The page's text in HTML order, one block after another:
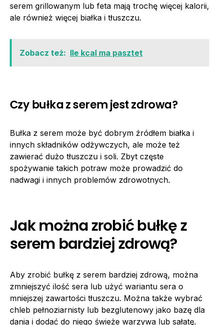
serem grillowanym lub feta mają trochę więcej kalorii,
ale również więcej białka i tłuszczu.
Zobacz też: Ile kcal ma pasztet
Czy bułka z serem jest zdrowa?
Bułka z serem może być dobrym źródłem białka i
innych składników odżywczych, ale może też
zawierać dużo tłuszczu i soli. Zbyt częste
spożywanie takich potraw może prowadzić do
nadwagi i innych problemów zdrowotnych.
Jak można zrobić bułkę z
serem bardziej zdrową?
Aby zrobić bułkę z serem bardziej zdrową, można
zmniejszyć ilość sera lub użyć wariantu sera o
mniejszej zawartości tłuszczu. Można także wybrać
chleb pełnoziarnisty lub bezglutenowy jako bazę dla
dania i dodać do niego świeże warzywa lub sałatę.